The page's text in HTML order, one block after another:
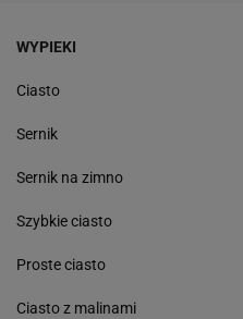
WYPIEKI
Ciasto
Sernik
Sernik na zimno
Szybkie ciasto
Proste ciasto
Ciasto z malinami